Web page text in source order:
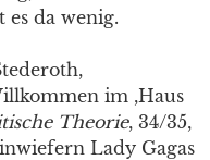
da wenig.
im ,Haus
Theorie, 34/35,
Lady Gagas